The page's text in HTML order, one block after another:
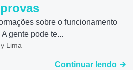
sobre o funcionamento
gente pode te...
Lima
Continuar lendo